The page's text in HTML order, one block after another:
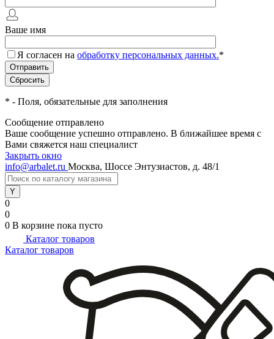
Ваше имя
Я согласен на обработку персональных данных.*
* - Поля, обязательные для заполнения
Сообщение отправлено
Ваше сообщение успешно отправлено. В ближайшее время с
Вами свяжется наш специалист
Закрыть окно
info@arbalet.ru Москва, Шоссе Энтузиастов, д. 48/1
0
0
0 В корзине пока пусто
Каталог товаров
Каталог товаров